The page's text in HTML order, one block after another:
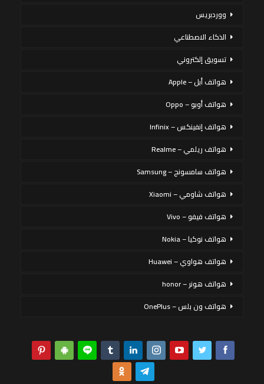
ووردبريس
الذكاء الاصطناعي
تسويق إلكتروني
هواتف أبل – Apple
هواتف أوبو – Oppo
هواتف إنفينكس – Infinix
هواتف ريلمي – Realme
هواتف سامسونج – Samsung
هواتف شاومي – Xiaomi
هواتف فيفو – Vivo
هواتف نوكيا – Nokia
هواتف هواوي – Huawei
هواتف هونر – honor
هواتف ون بلس – OnePlus